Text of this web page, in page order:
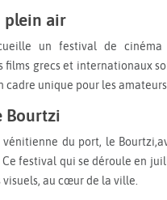
plein air
films grecs et internationaux
cadre unique pour les
Bourtzi
Ce festival qui se déroule en
au cœur de la ville.